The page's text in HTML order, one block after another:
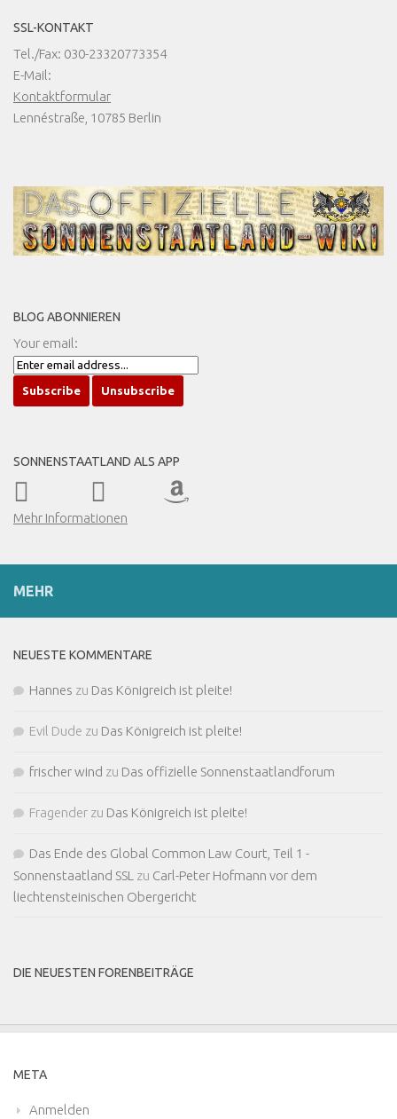
SSL-KONTAKT
Tel./Fax: 030-23320773354
E-Mail:
Kontaktformular
Lennéstraße, 10785 Berlin
BLOG ABONNIEREN
Your email:
SONNENSTAATLAND ALS APP
Mehr Informationen
MEHR
NEUESTE KOMMENTARE
Hannes zu Das Königreich ist pleite!
Evil Dude zu Das Königreich ist pleite!
frischer wind zu Das offizielle Sonnenstaatlandforum
Fragender zu Das Königreich ist pleite!
Das Ende des Global Common Law Court, Teil 1 -
Sonnenstaatland SSL zu Carl-Peter Hofmann vor dem
liechtensteinischen Obergericht
DIE NEUESTEN FORENBEITRÄGE
META
Anmelden